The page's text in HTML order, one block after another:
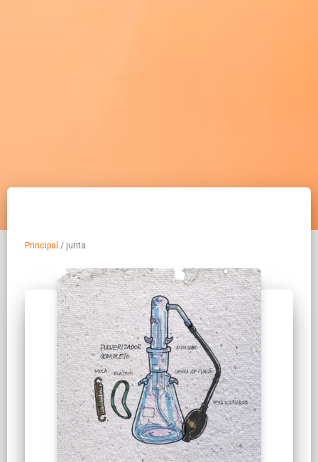
Principal / junta